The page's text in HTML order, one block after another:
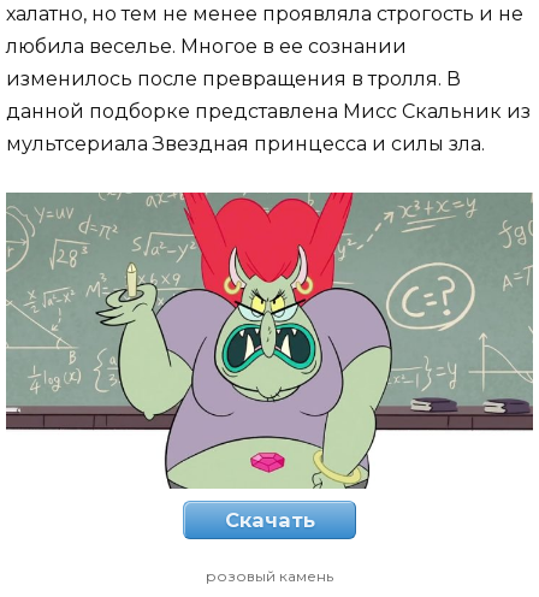
халатно, но тем не менее проявляла строгость и не
любила веселье. Многое в ее сознании
изменилось после превращения в тролля. В
данной подборке представлена Мисс Скальник из
мультсериала Звездная принцесса и силы зла.
Скачать
розовый камень